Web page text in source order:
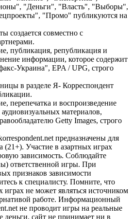
"Деньги", "Власть", "Выборы",
"Промо" публикуются на
создается совместно с
публикация, републикация и
информации, которое содержит
Украина", EPA / UPG, строго
в разделе Я- Корреспондент
перепечатка и воспроизведение
материалов,
Getty Images, строго
предназначены для
(21+). Участие в азартных играх
зависимость. Соблюдайте
ответственной игры. При
признаков зависимости
к специалисту. Помните, что
играх не может являться источником
работе. Информационный
не проводит игры на реальные
деньги, сайт не принимает ни в